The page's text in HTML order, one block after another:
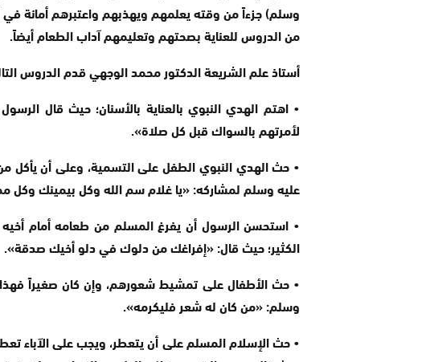
وسلم) جزءاً من وقته يعلمهم ويهذبهم واعتبرهم أمانة في
من الدروس للعناية بصحتهم وتعليمهم آداب الطعام أيضاً.
أستاذ علم الشريعة الدكتور محمد الوجهي قدم الدروس
• اهتم الهدي النبوي بالعناية بالأسنان؛ حيث قال
لأمرتهم بالسواك قبل كل صلاة».
• حث الهدي النبوي الطفل على التسمية، وعلى أن يأكل
عليه وسلم لمشاركه: «يا غلام سم الله وكل بيمينك وكل
• استحسن الرسول أن يفرغ المسلم من طعامه أمام
الكثير؛ حيث قال: «إفراغك من دلوك في دلو أخيك صدقة».
• حث الأطفال على تمشيط شعورهم، وإن كان صغيراً
وسلم: «من كان له شعر فليكرمه».
• حث الإسلام المسلم على أن يتعطر، ويجب على الآباء